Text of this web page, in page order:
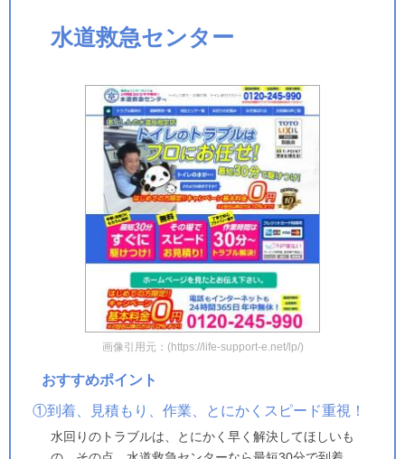
水道救急センター
画像引用元：(https://life-support-e.net/lp/)
おすすめポイント
①到着、見積もり、作業、とにかくスピード重視！
水回りのトラブルは、とにかく早く解決してほしいも